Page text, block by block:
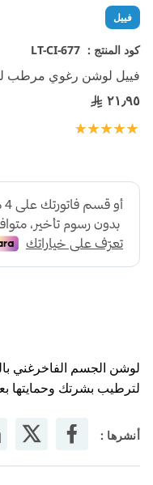
فييل
كود المنتج : LT-CI-677
فييل لوشن رغوي مرطب
٢١٫٩٥
تقييم:
لوشن الجسم الفاخرغني
لترطيب بشرتك وحمايتها
أنشرها :
تخطي
إلى
بداية
معرض
الصور